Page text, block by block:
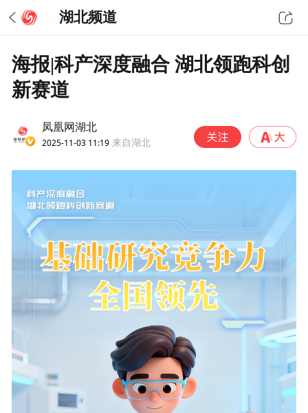
湖北频道
海报|科产深度融合 湖北领跑科创
新赛道
凤凰网湖北
2025-11-03 11:19 来自湖北